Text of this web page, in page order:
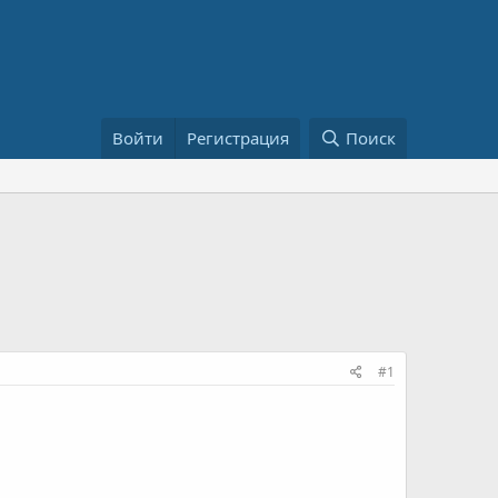
Войти Регистрация Поиск
#1